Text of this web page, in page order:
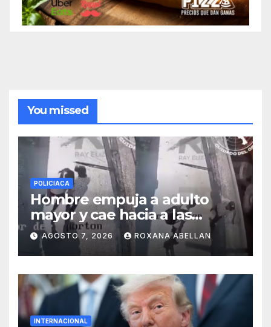
You missed
POLICIACA
Hombre empuja a adulto
mayor y cae hacia a las
ruedas de tráiler en
Monterrey
AGOSTO 7, 2026 ROXANA ABELLAN
INTERNACIONAL